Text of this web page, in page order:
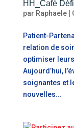
HH_Café
par Raphaele|
Patient-
relation de
optimiser
Aujourd’hui,
soignantes et
nouvelles...